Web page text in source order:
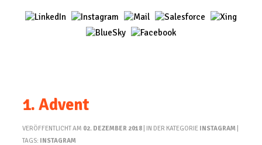
1. Advent
VERÖFFENTLICHT AM 02. DEZEMBER 2018 | IN DER KATEGORIE INSTAGRAM
TAGS: INSTAGRAM